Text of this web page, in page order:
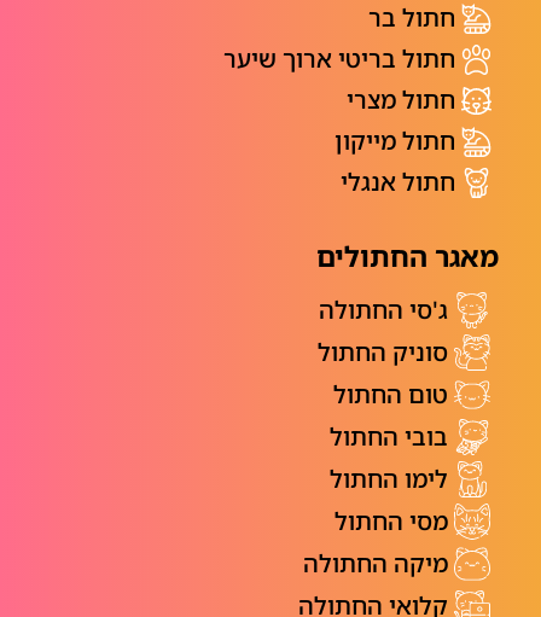
חתול בר
חתול בריטי ארוך שיער
חתול מצרי
חתול מייקון
חתול אנגלי
מאגר החתולים
ג'סי החתולה
סוניק החתול
טום החתול
בובי החתול
לימו החתול
מסי החתול
מיקה החתולה
קלואי החתולה